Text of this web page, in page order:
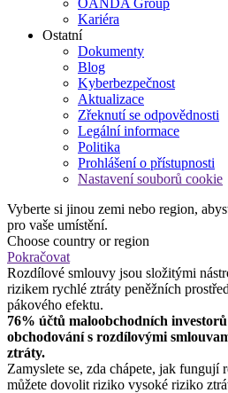
Kariéra
Ostatní
Dokumenty
Blog
Kyberbezpečnost
Aktualizace
Zřeknutí se odpovědnosti
Legální informace
Politika
Prohlášení o přístupnosti
Nastavení souborů cookie
Vyberte si jinou zemi nebo region,
pro vaše umístění.
Choose country or region
Pokračovat
Rozdílové smlouvy jsou složitými
rizikem rychlé ztráty peněžních
pákového efektu.
76% účtů maloobchodních
obchodování s rozdílovými
ztráty.
Zamyslete se, zda chápete, jak fungují
můžete dovolit riziko vysoké riziko